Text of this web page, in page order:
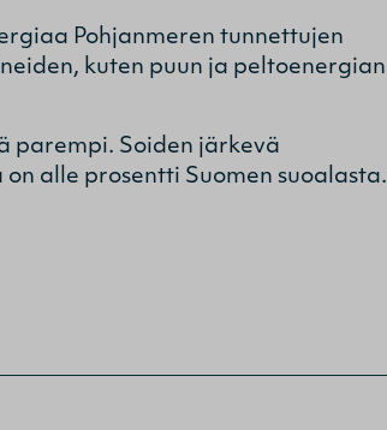
Pohjanmeren tunnettujen
kuten puun ja peltoenergian
parempi. Soiden järkevä
alle prosentti Suomen suoalasta.